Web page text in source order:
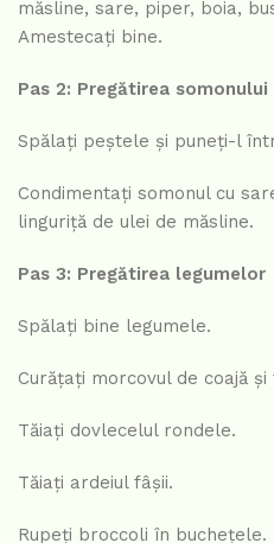
măsline, sare, piper, boia,
Amestecați bine.
Pas 2: Pregătirea somonului
Spălați peștele și puneți-l
Condimentați somonul cu
linguriță de ulei de măsline.
Pas 3: Pregătirea legumelor
Spălați bine legumele.
Curățați morcovul de coajă
Tăiați dovlecelul rondele.
Tăiați ardeiul fâșii.
Rupeți broccoli în buchețele.